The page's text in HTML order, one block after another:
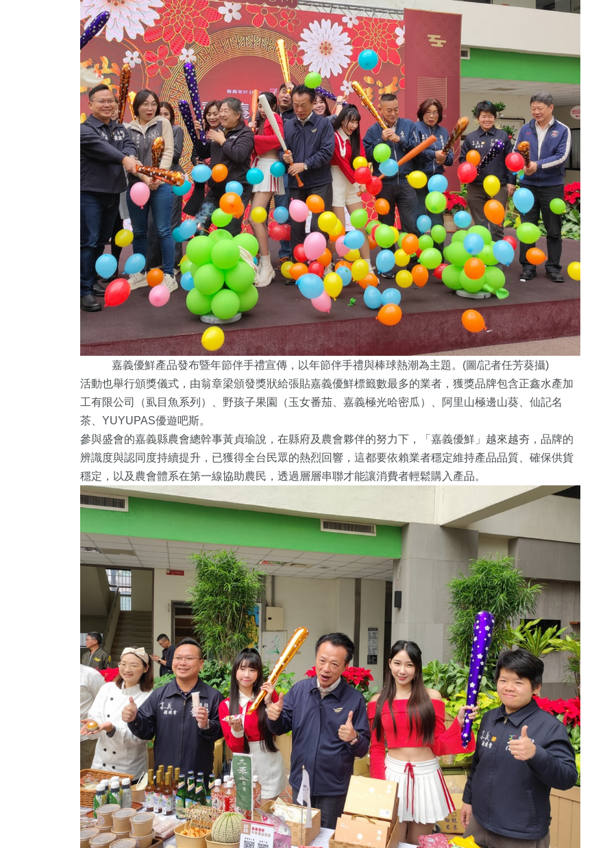
嘉義優鮮產品發布暨年節伴手禮宣傳，以年節伴手禮與棒球熱潮為主題。(圖/記者任芳葵攝)
活動也舉行頒獎儀式， 由翁章梁頒發獎狀給張貼嘉義優鮮標籤數最多的業者， 獲獎品牌包含正鑫水產加
工有限公司（虱目魚系列）、野孩子果園（玉女番茄、嘉義極光哈密瓜）、阿里山極邊山葵、仙記名
茶、 YUYUPAS優遊吧斯。
參與盛會的嘉義縣農會總幹事黃貞瑜說，在縣府及農會夥伴的努力下，「 嘉義優鮮」越來越夯，品牌的
辨識度與認同度持續提升， 已獲得全台民眾的熱烈回響，這都要依賴業者穩定維持產品品質、 確保供貨
穩定，以及農會體系在第一線協助農民， 透過層層串聯才能讓消費者輕鬆購入產品。